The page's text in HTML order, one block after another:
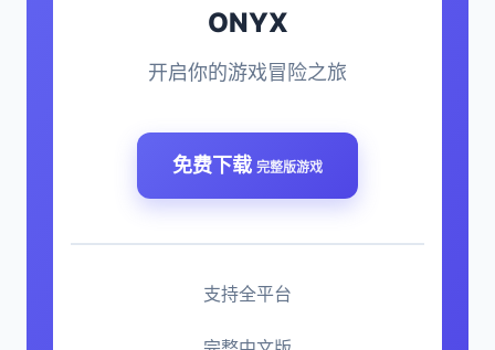
ONYX
开启你的游戏冒险之旅
免费下载 完整版游戏
支持全平台